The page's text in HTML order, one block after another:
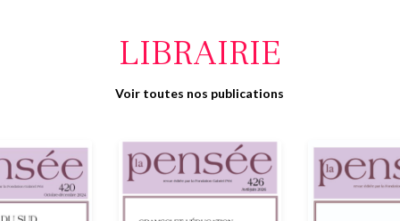
LIBRAIRIE
Voir toutes nos publications